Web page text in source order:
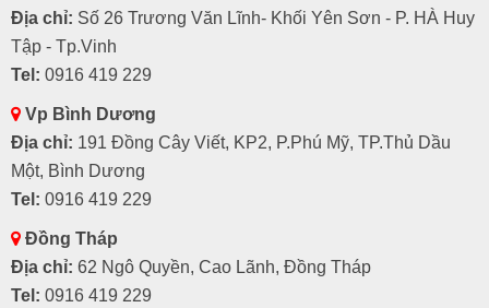
Địa chỉ: Số 26 Trương Văn Lĩnh- Khối Yên Sơn - P. HÀ Huy
Tập - Tp.Vinh
Tel: 0916 419 229
Vp Bình Dương
Địa chỉ: 191 Đồng Cây Viết, KP2, P.Phú Mỹ, TP.Thủ Dầu
Một, Bình Dương
Tel: 0916 419 229
Đồng Tháp
Địa chỉ: 62 Ngô Quyền, Cao Lãnh, Đồng Tháp
Tel: 0916 419 229